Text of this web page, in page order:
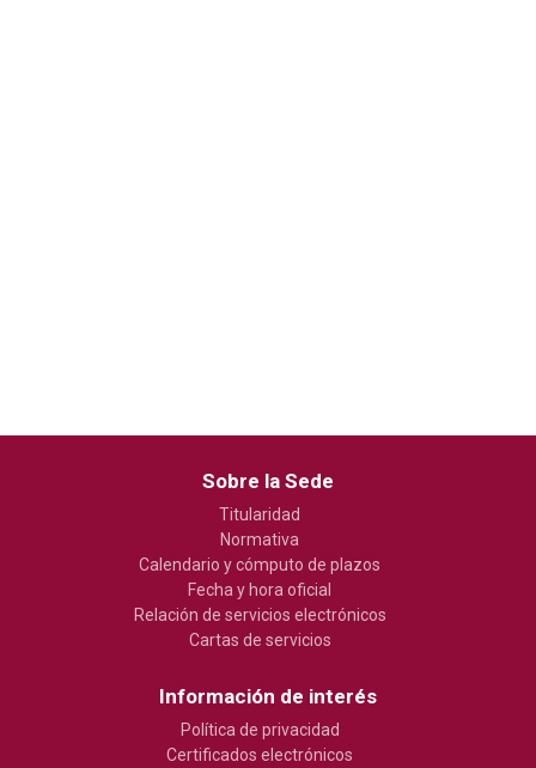
Sobre la Sede
Titularidad
Normativa
Calendario y cómputo de plazos
Fecha y hora oficial
Relación de servicios electrónicos
Cartas de servicios
Información de interés
Política de privacidad
Certificados electrónicos